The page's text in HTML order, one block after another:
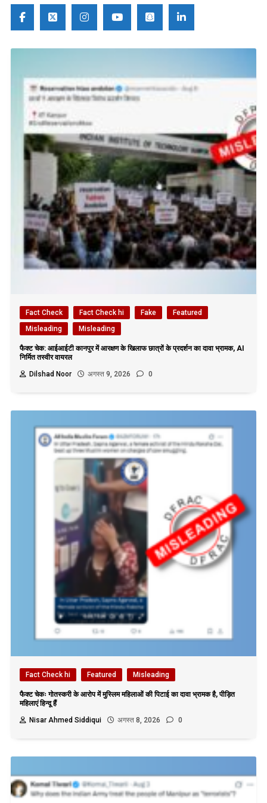
Fact Check Fact Check hi Fake
Featured
Misleading
Misleading
फैक्ट चेक: आईआईटी कानपुर में आरक्षण के खिलाफ छात्रों के प्रदर्शन का दावा भ्रामक, AI
निर्मित तस्वीर वायरल
Dilshad Noor
अगस्त 9, 2026 0
Fact Check hi Featured Misleading
फैक्ट चेकः गोतस्करी के आरोप में मुस्लिम महिलाओं की पिटाई का दावा भ्रामक है, पीड़ित
महिलाएं हिन्दू हैं
Nisar Ahmed Siddiqui
अगस्त 8, 2026 0